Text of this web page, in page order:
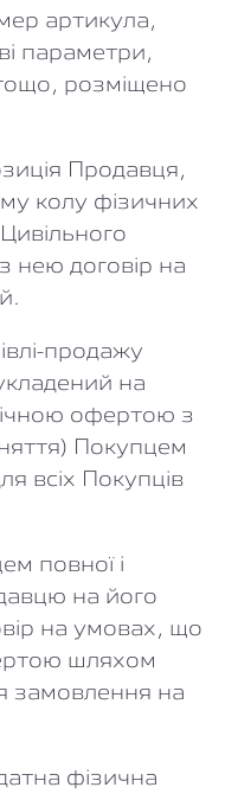
артикула,
параметри,
розміщено
Продавця,
колу фізичних
нею договір на
продажу
на
офертою з
Покупцем
всіх Покупців
повної і
на його
на умовах, що
шляхом
замовлення на
фізична